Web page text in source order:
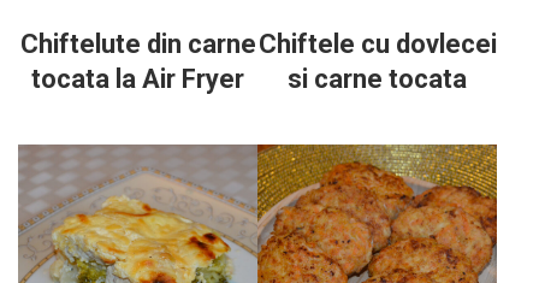
Chiftelute din carne
tocata la Air Fryer
Chiftele cu dovlecei
si carne tocata